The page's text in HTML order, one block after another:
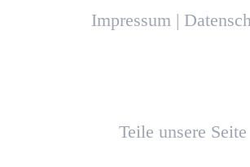
Impressum |
Teile unsere Seite